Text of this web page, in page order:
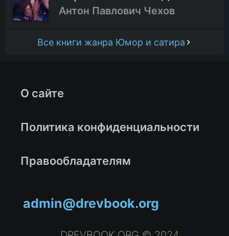
Антон Павлович Чехов
Все книги жанра Юмор и сатира
О сайте
Политика конфиденциальности
Правообладателям
admin@drevbook.org